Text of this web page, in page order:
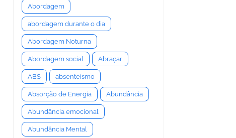
Abordagem
abordagem durante o dia
Abordagem Noturna
Abordagem social Abraçar
ABS absenteísmo
Absorção de Energia Abundância
Abundância emocional
Abundância Mental